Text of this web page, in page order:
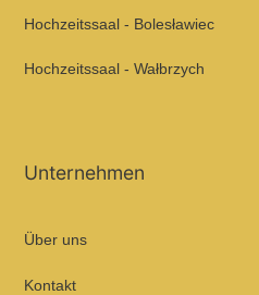
Hochzeitssaal - Bolesławiec
Hochzeitssaal - Wałbrzych
Unternehmen
Über uns
Kontakt